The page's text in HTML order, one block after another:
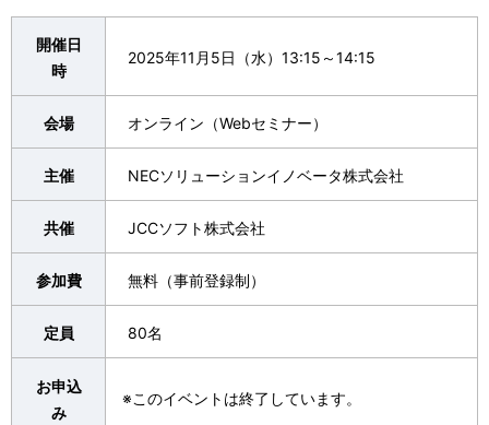
開催日
時
2025年11月5日（水）13:15～14:15
会場 オンライン（Webセミナー）
主催 NECソリューションイノベータ株式会社
共催 JCCソフト株式会社
参加費 無料（事前登録制）
定員 80名
お申込
み
※このイベントは終了しています。